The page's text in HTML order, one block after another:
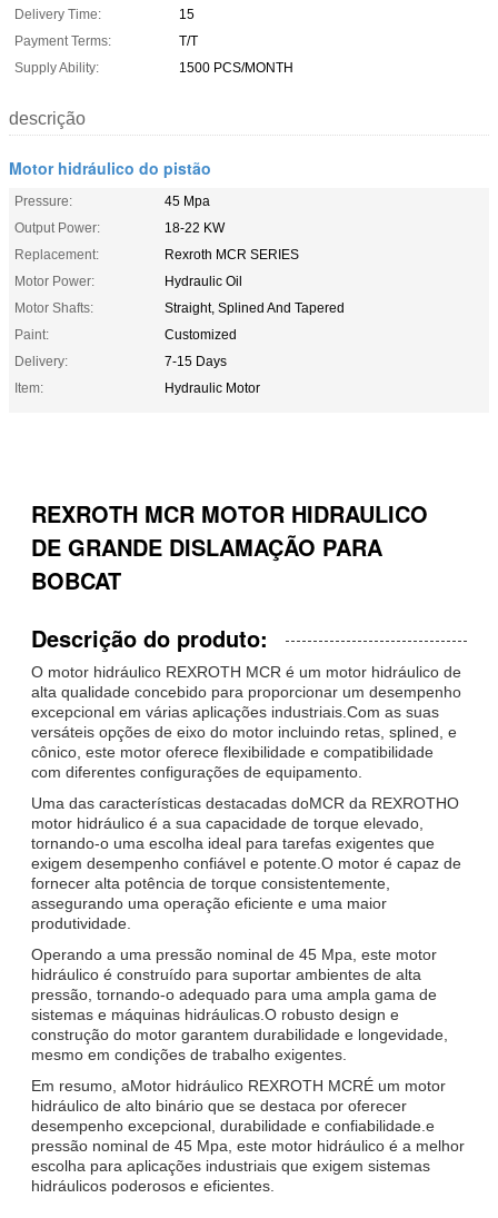
Delivery Time:
15
Payment Terms:
T/T
Supply Ability:
1500 PCS/MONTH
descrição
Motor hidráulico do pistão
Pressure:
45 Mpa
Output Power:
18-22 KW
Replacement:
Rexroth MCR SERIES
Motor Power:
Hydraulic Oil
Motor Shafts:
Straight, Splined And Tapered
Paint:
Customized
Delivery:
7-15 Days
Item:
Hydraulic Motor
REXROTH MCR MOTOR HIDRAULICO
DE GRANDE DISLAMAÇÃO PARA
BOBCAT
Descrição do produto:
O motor hidráulico REXROTH MCR é um motor hidráulico de
alta qualidade concebido para proporcionar um desempenho
excepcional em várias aplicações industriais.Com as suas
versáteis opções de eixo do motor incluindo retas, splined, e
cônico, este motor oferece flexibilidade e compatibilidade
com diferentes configurações de equipamento.
Uma das características destacadas doMCR da REXROTHO
motor hidráulico é a sua capacidade de torque elevado,
tornando-o uma escolha ideal para tarefas exigentes que
exigem desempenho confiável e potente.O motor é capaz de
fornecer alta potência de torque consistentemente,
assegurando uma operação eficiente e uma maior
produtividade.
Operando a uma pressão nominal de 45 Mpa, este motor
hidráulico é construído para suportar ambientes de alta
pressão, tornando-o adequado para uma ampla gama de
sistemas e máquinas hidráulicas.O robusto design e
construção do motor garantem durabilidade e longevidade,
mesmo em condições de trabalho exigentes.
Em resumo, aMotor hidráulico REXROTH MCRÉ um motor
hidráulico de alto binário que se destaca por oferecer
desempenho excepcional, durabilidade e confiabilidade.e
pressão nominal de 45 Mpa, este motor hidráulico é a melhor
escolha para aplicações industriais que exigem sistemas
hidráulicos poderosos e eficientes.